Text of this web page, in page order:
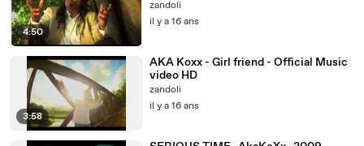
4:50
zandoli
il y a 16 ans
3:58
AKA Koxx - Girl friend - Official Music
video HD
zandoli
il y a 16 ans